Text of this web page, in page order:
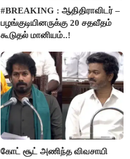
#BREAKING : ஆதிதிராவிடர் –
பழங்குடியினருக்கு 20 சதவீதம்
கூடுதல் மானியம்..!
கோட் சூட் அணிந்த விவசாயி